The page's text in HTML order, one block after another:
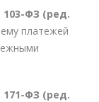
103-ФЗ (ред.
платежей
171-ФЗ (ред.